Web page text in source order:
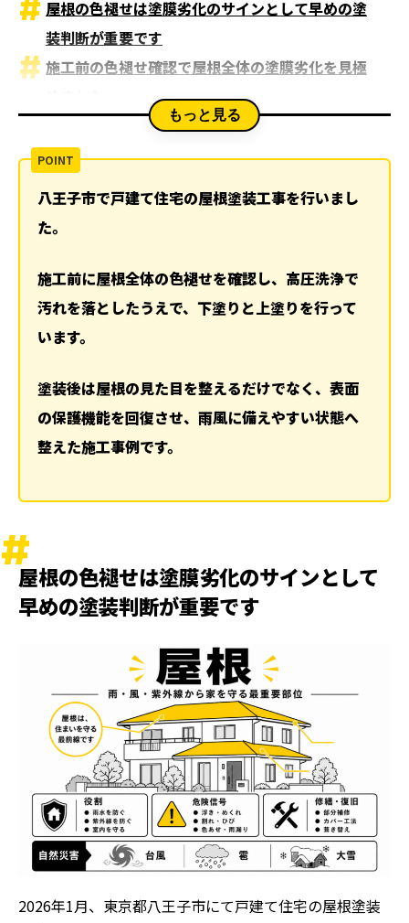
もっと見る
屋根の色褪せは塗膜劣化のサインとして早めの塗
装判断が重要です
施工前の色褪せ確認で屋根全体の塗膜劣化を見極
施工前の別角度確認で塗り替え時期の見極めに必
要な状態を確認しました
下塗りで屋根材と仕上げ塗料が密着しやすい状態
を整えました
屋根被害は火災保険が使える可能性があります
上塗りで屋根全体の美観と保護機能を整えました
確認しました
塗装後の最終確認で細部の納まりと今後の点検目
安を確認しました
ランキング
新着工事
八王子市で戸建て住宅の屋根塗装工事を行いまし
た。
施工前に屋根全体の色褪せを確認し、高圧洗浄で
汚れを落としたうえで、下塗りと上塗りを行って
います。
塗装後は屋根の見た目を整えるだけでなく、表面
の保護機能を回復させ、雨風に備えやすい状態へ
整えた施工事例です。
屋根の色褪せは塗膜劣化のサインとして
早めの塗装判断が重要です
2026年1月、東京都八王子市にて戸建て住宅の屋根塗装